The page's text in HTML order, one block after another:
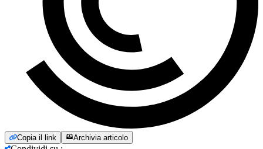
Copia il link Archivia articolo